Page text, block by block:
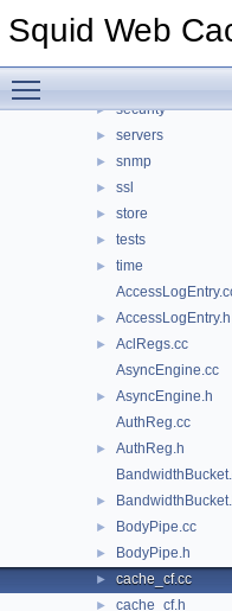
Squid Web
► proxyp
► security
► servers
► snmp
► ssl
► store
► tests
►
time
► AccessLogEntry.h
►
AclRegs.cc
AsyncEngine.cc
►
AsyncEngine.h
AuthReg.cc
►
AuthReg.h
►
► BodyPipe.cc
► BodyPipe.h
► cache_cf.cc
► cache_cf.h